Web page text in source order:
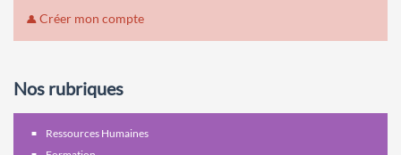
Créer mon compte
Nos rubriques
Ressources Humaines